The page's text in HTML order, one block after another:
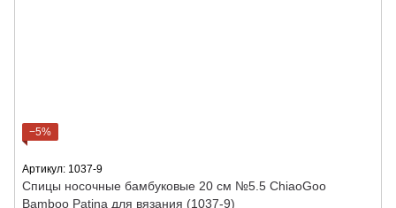
−5%
Артикул: 1037-9
Спицы носочные бамбуковые 20 см №5.5 ChiaoGoo
Bamboo Patina для вязания (1037-9)